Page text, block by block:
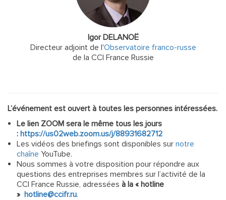
Igor DELANOË
Directeur adjoint de l'Observatoire franco-russe
de la CCI France Russie
L’événement est ouvert à toutes les personnes intéressées.
Le lien ZOOM sera le même tous les jours
: https://us02web.zoom.us/j/88931682712
Les vidéos des briefings sont disponibles sur notre
chaîne YouTube.
Nous sommes à votre disposition pour répondre aux
questions des entreprises membres sur l’activité de la
CCI France Russie, adressées à la « hotline
» hotline@ccifr.ru.